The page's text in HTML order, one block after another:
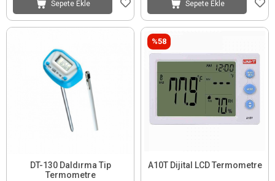
Sepete Ekle Sepete Ekle
DT-130 Daldırma Tip
Termometre
A10T Dijital LCD Termometre
%58